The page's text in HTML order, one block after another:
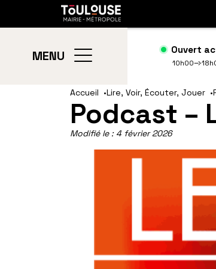
Aller
au
contenu
principal
Toulouse
MENU Ouvert
10h00
Accueil Lire, Voir, Écouter, Jouer
Podcast –
Modifié le : 4 février 2026
Gestion de vos préférences sur les cookies